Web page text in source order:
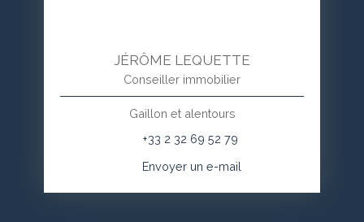
JÉRÔME LEQUETTE
Conseiller immobilier
Gaillon et alentours
+33 2 32 69 52 79
Envoyer un e-mail